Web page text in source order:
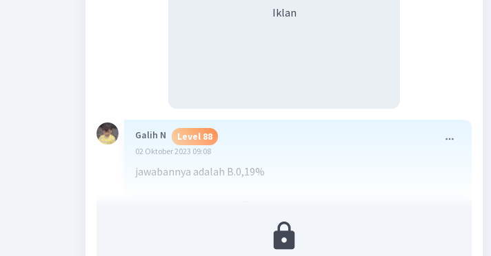
Iklan
Galih N Level 88
02 Oktober 2023 09:08
jawabannya adalah B.0,19%